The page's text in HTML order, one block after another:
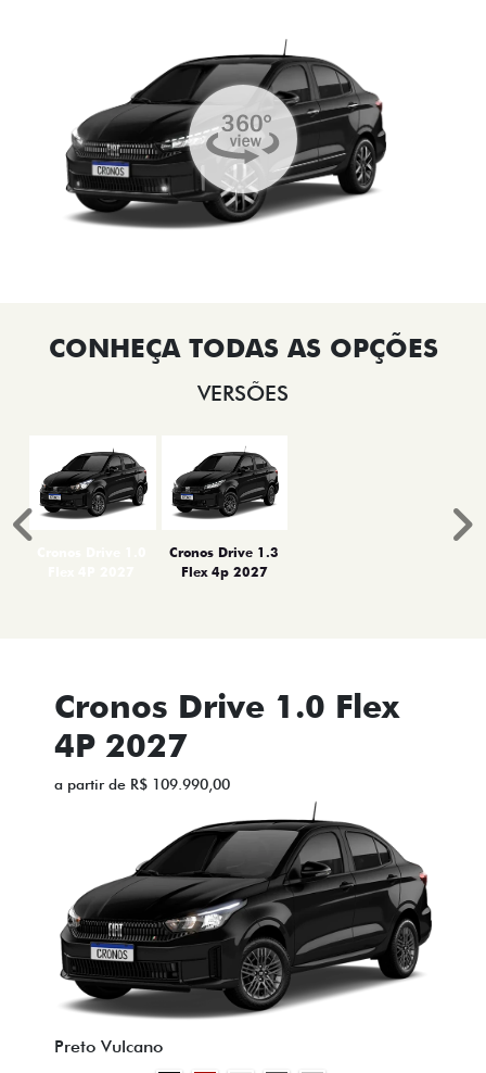
VERSÕES
Cronos Drive 1.3
Flex 4p 2027
Anterior
Cronos Drive 1.0 Flex
4P 2027
a partir de R$ 109.990,00
Preto Vulcano